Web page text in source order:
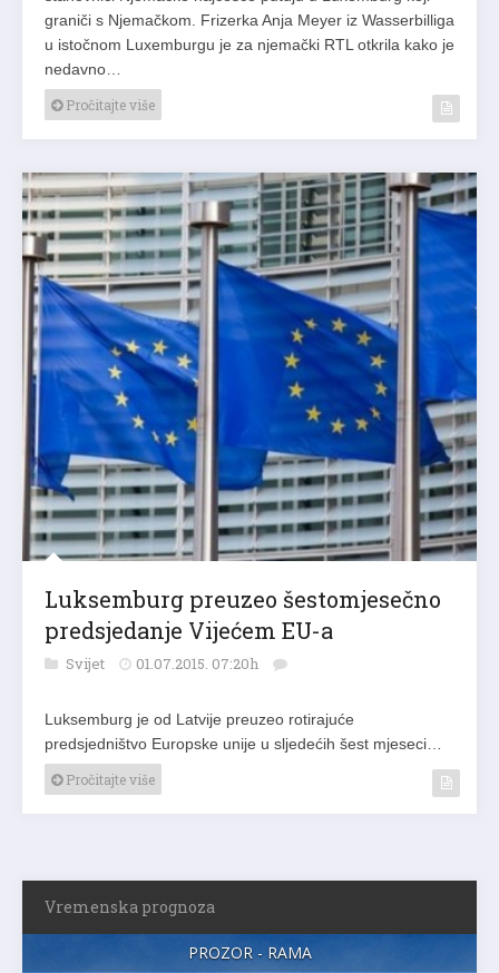
graniči s Njemačkom. Frizerka Anja Meyer iz Wasserbilliga
u istočnom Luxemburgu je za njemački RTL otkrila kako je
nedavno…
Pročitajte više
Luksemburg preuzeo šestomjesečno
predsjedanje Vijećem EU-a
Svijet 01.07.2015. 07:20h
Luksemburg je od Latvije preuzeo rotirajuće
predsjedništvo Europske unije u sljedećih šest mjeseci…
Pročitajte više
Vremenska prognoza
PROZOR - RAMA